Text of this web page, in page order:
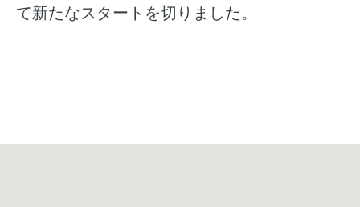
て新たなスタートを切りました。